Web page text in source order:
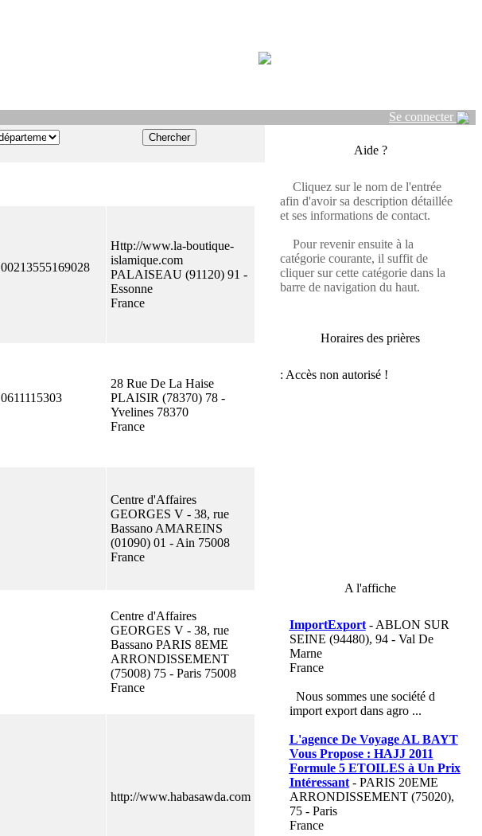
Se connecter
00213555169028
Http://www.la-boutique-
islamique.com
PALAISEAU (91120) 91 -
Essonne
France
0611115303
28 Rue De La Haise
PLAISIR (78370) 78 -
Yvelines 78370
France
Centre d'Affaires
GEORGES V - 38, rue
Bassano AMAREINS
(01090) 01 - Ain 75008
France
Centre d'Affaires
GEORGES V - 38, rue
Bassano PARIS 8EME
ARRONDISSEMENT
(75008) 75 - Paris 75008
France
http://www.habasawda.com
Aide ?
Cliquez sur le nom de l'entrée
afin d'avoir sa description détaillée
et ses informations de contact.
Pour revenir ensuite à la
catégorie courante, il suffit de
cliquer sur cette catégorie dans la
barre de navigation du haut.
Horaires des prières
A l'affiche
ImportExport- ABLON SUR
SEINE (94480), 94 - Val De
Marne
France
Nous sommes une société d
import export dans agro ...
L'agence De Voyage AL BAYT
Vous Propose : HAJJ 2011
Formule 5 ETOILES à Un Prix
Intéressant- PARIS 20EME
ARRONDISSEMENT (75020),
75 - Paris
France